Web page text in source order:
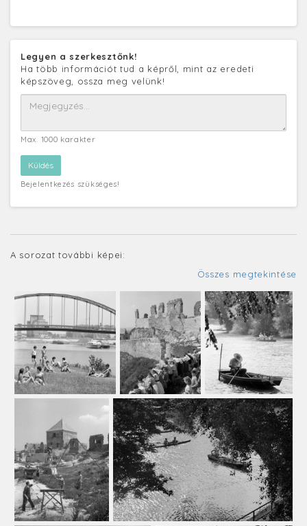
Legyen a szerkesztőnk!
Ha több információt tud a képről, mint az eredeti
képszöveg, ossza meg velünk!
Max. 1000 karakter
Bejelentkezés szükséges!
A sorozat további képei:
Összes megtekintése